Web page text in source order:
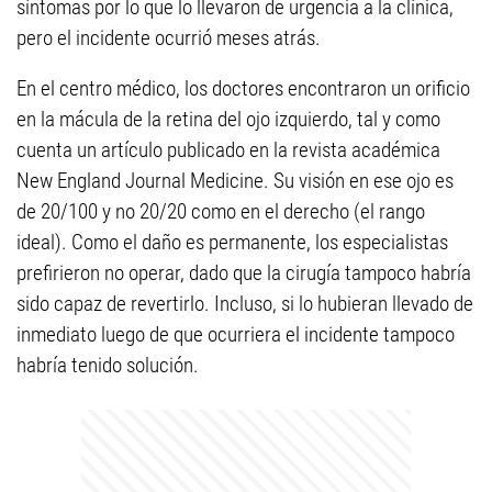
síntomas por lo que lo llevaron de urgencia a la clínica,
pero el incidente ocurrió meses atrás.
En el centro médico, los doctores encontraron un orificio
en la mácula de la retina del ojo izquierdo, tal y como
cuenta un artículo publicado en la revista académica
New England Journal Medicine. Su visión en ese ojo es
de 20/100 y no 20/20 como en el derecho (el rango
ideal). Como el daño es permanente, los especialistas
prefirieron no operar, dado que la cirugía tampoco habría
sido capaz de revertirlo. Incluso, si lo hubieran llevado de
inmediato luego de que ocurriera el incidente tampoco
habría tenido solución.